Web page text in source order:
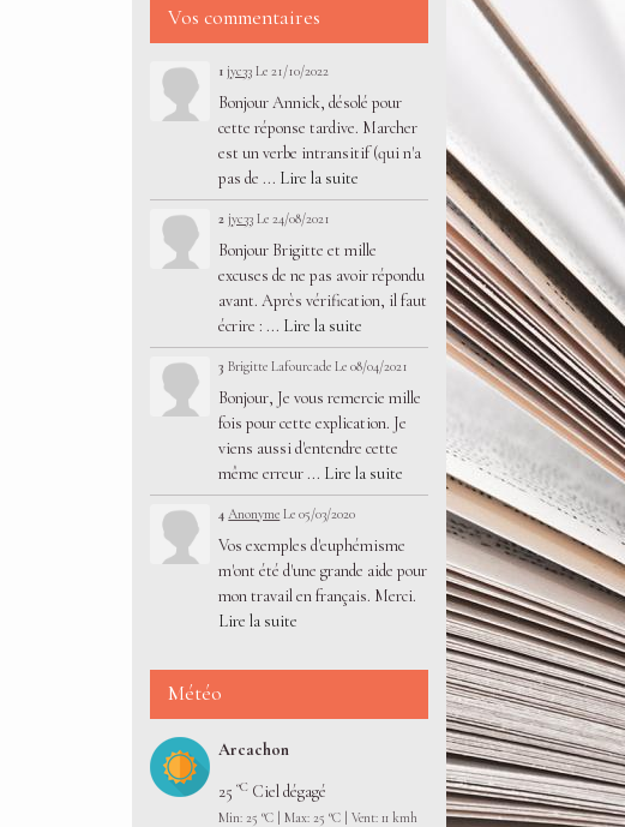
Vos commentaires
1 jyc33 Le 21/10/2022
Bonjour Annick, désolé pour
cette réponse tardive. Marcher
est un verbe intransitif (qui n'a
pas de ... Lire la suite
2 jyc33 Le 24/08/2021
Bonjour Brigitte et mille
excuses de ne pas avoir répondu
avant. Après vérification, il faut
écrire : ... Lire la suite
3 Brigitte LafourcadeLe 08/04/2021
Bonjour, Je vous remercie mille
fois pour cette explication. Je
viens aussi d'entendre cette
même erreur ... Lire la suite
4 Anonyme Le 05/03/2020
Vos exemples d'euphémisme
m'ont été d'une grande aide pour
mon travail en français. Merci.
Lire la suite
Météo
Arcachon
25 °C Ciel dégagé
Min: 25 °C | Max: 25 °C | Vent: 11 kmh